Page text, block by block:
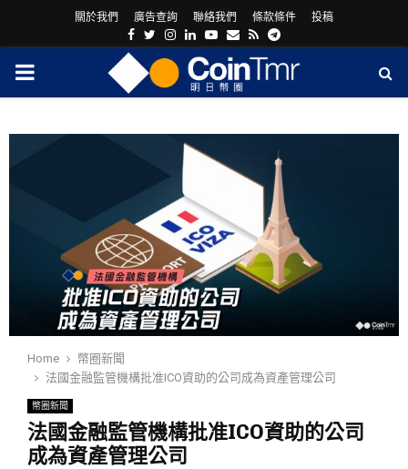
關於我們 廣告查詢 聯絡我們 條款條件 投稿
Facebook
Twitter
Instagram
LinkedinYoutube
Email
RssTelegram
PRIMARY
Home
幣圈新聞
法國金融監管機構批准ICO資助的公司成為資產管理公司
幣圈新聞
法國金融監管機構批准ICO資助的公司
成為資產管理公司